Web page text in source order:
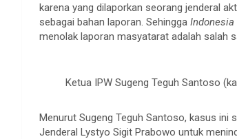
karena yang dilaporkan seorang jenderal
sebagai bahan laporan. Sehingga
menolak laporan masyatarat adalah salah
Ketua IPW Sugeng Teguh Santoso
Menurut Sugeng Teguh Santoso, kasus ini
Jenderal Lystyo Sigit Prabowo untuk